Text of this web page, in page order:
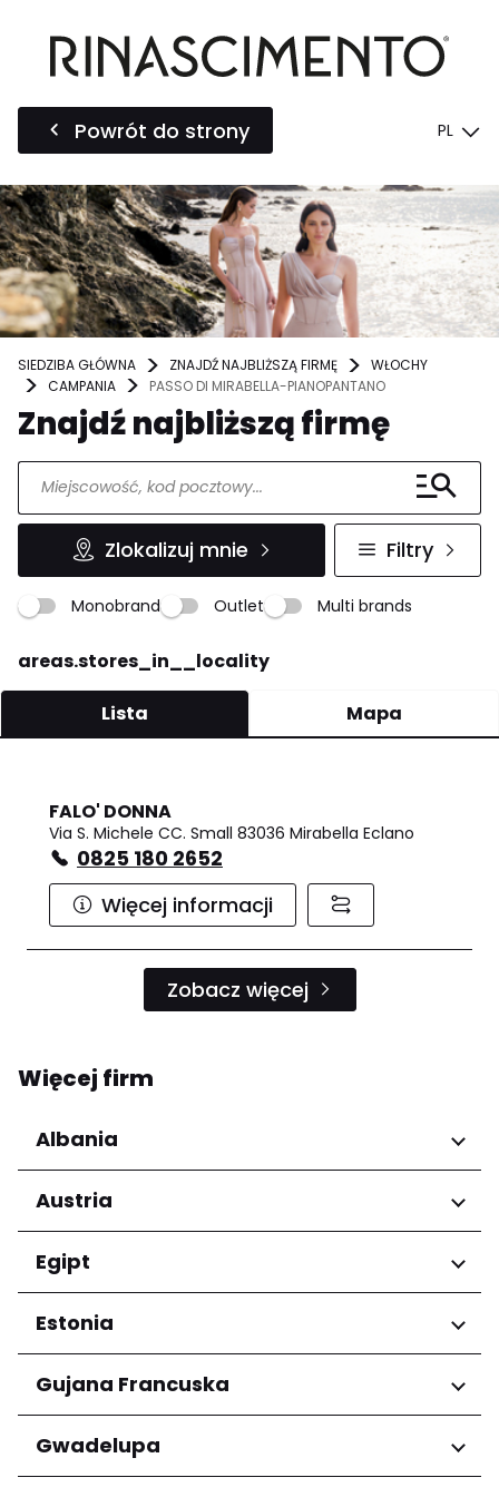
Powrót do strony PL
SIEDZIBA GŁÓWNA ZNAJDŹ NAJBLIŻSZĄ FIRMĘ
WŁOCHY
CAMPANIA
PASSO DI MIRABELLA-PIANOPANTANO
Znajdź najbliższą firmę
Zlokalizuj mnie Filtry
Monobrand Outlet Multi brands
areas.stores_in__locality
Lista Mapa
FALO' DONNA
Via S. Michele CC. Small 83036 Mirabella Eclano
0825 180 2652
Więcej informacji
Zobacz więcej
Więcej firm
Albania
Regiony
Qarku i Tiranës
Austria
Regiony
Niederösterreich
Salzburg
Wien
Egipt
Regiony
Kair
Estonia
Regiony
Harju maakond
Tartu maakond
Gujana Francuska
Regiony
Arrondissement de Cayenne
Gwadelupa